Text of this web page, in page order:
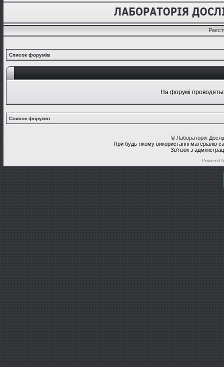
Список форумів
На форумі
Список форумів
© Лабораторія
При будь-якому використанні матеріалів
Зв'язок з
Powered